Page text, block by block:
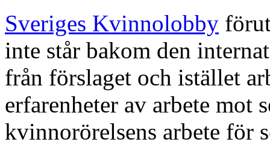
Sveriges Kvinnolobby
inte står bakom den
från förslaget och istället
erfarenheter av arbete mot
kvinnorörelsens arbete för